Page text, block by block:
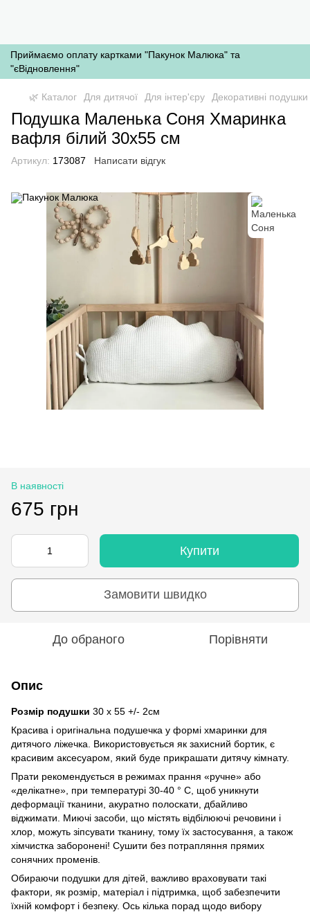
Приймаємо оплату картками "Пакунок Малюка" та
"єВідновлення"
🌿 Каталог Для дитячої Для інтер'єру Декоративні подушки
Подушка Маленька Соня Хмаринка
вафля білий 30х55 см
Артикул: 173087 Написати відгук
В наявності
675 грн
Купити
Замовити швидко
До обраного Порівняти
Опис
Розмір подушки 30 х 55 +/- 2см
Красива і оригінальна подушечка у формі хмаринки для
дитячого ліжечка. Використовується як захисний бортик, є
красивим аксесуаром, який буде прикрашати дитячу кімнату.
Прати рекомендується в режимах прання «ручне» або
«делікатне», при температурі 30-40 ° C, щоб уникнути
деформації тканини, акуратно полоскати, дбайливо
віджимати. Миючі засоби, що містять відбілюючі речовини і
хлор, можуть зіпсувати тканину, тому їх застосування, а також
хімчистка заборонені! Сушити без потрапляння прямих
сонячних променів.
Обираючи подушки для дітей, важливо враховувати такі
фактори, як розмір, матеріал і підтримка, щоб забезпечити
їхній комфорт і безпеку. Ось кілька порад щодо вибору